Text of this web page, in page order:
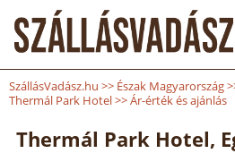
SzállásVadász.hu >> Észak Magyarország
Thermál Park Hotel>>Ár-érték és ajánlás
Thermál Park Hotel,